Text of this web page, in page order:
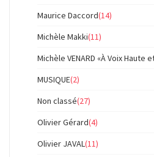
Maurice Daccord(14)
Michèle Makki(11)
Michèle VENARD «À Voix Haute
MUSIQUE(2)
Non classé(27)
Olivier Gérard(4)
Olivier JAVAL(11)